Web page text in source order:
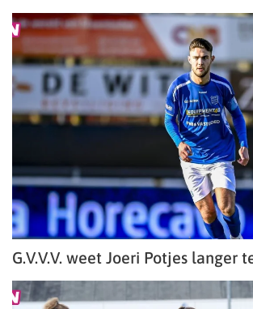
G.V.V.V. weet Joeri Potjes langer